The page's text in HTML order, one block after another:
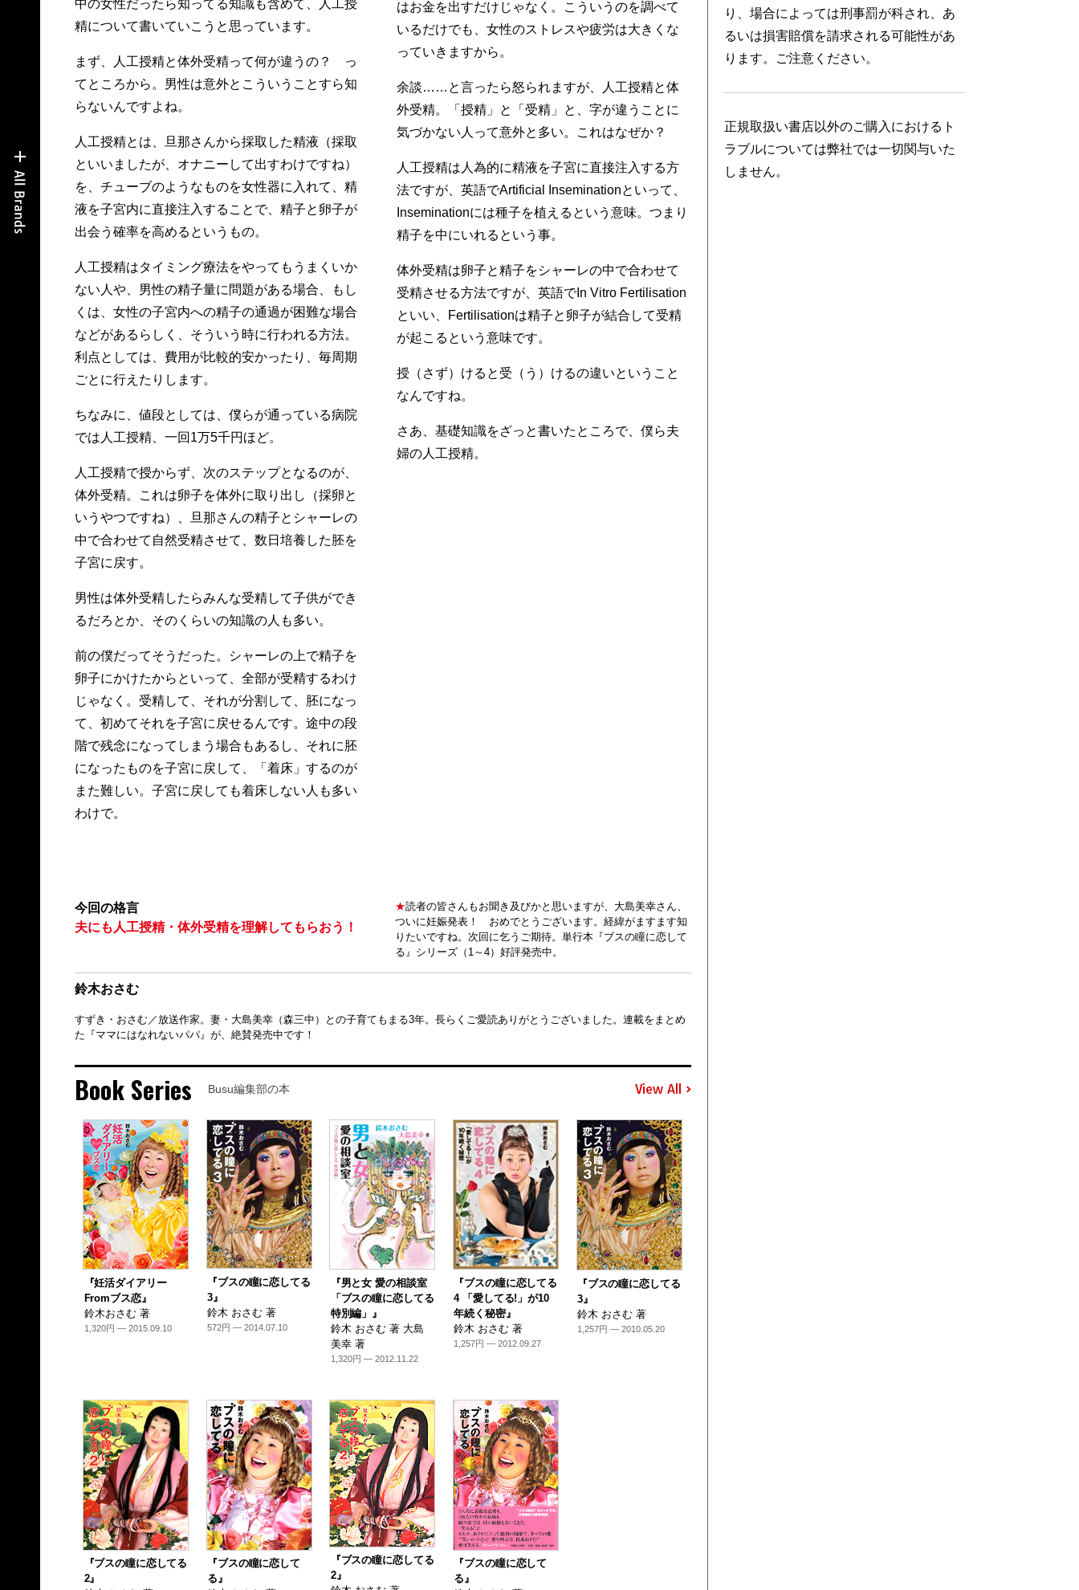
中の女性だったら知ってる知識も含めて、人工授
精について書いていこうと思っています。
まず、人工授精と体外受精って何が違うの？ っ
てところから。男性は意外とこういうことすら知
らないんですよね。
人工授精とは、旦那さんから採取した精液（採取
といいましたが、オナニーして出すわけですね）
を、チューブのようなものを女性器に入れて、精
液を子宮内に直接注入することで、精子と卵子が
出会う確率を高めるというもの。
人工授精はタイミング療法をやってもうまくいか
ない人や、男性の精子量に問題がある場合、もし
くは、女性の子宮内への精子の通過が困難な場合
などがあるらしく、そういう時に行われる方法。
利点としては、費用が比較的安かったり、毎周期
ごとに行えたりします。
ちなみに、値段としては、僕らが通っている病院
では人工授精、一回1万5千円ほど。
人工授精で授からず、次のステップとなるのが、
体外受精。これは卵子を体外に取り出し（採卵と
いうやつですね）、旦那さんの精子とシャーレの
中で合わせて自然受精させて、数日培養した胚を
子宮に戻す。
男性は体外受精したらみんな受精して子供ができ
るだろとか、そのくらいの知識の人も多い。
前の僕だってそうだった。シャーレの上で精子を
卵子にかけたからといって、全部が受精するわけ
じゃなく。受精して、それが分割して、胚になっ
て、初めてそれを子宮に戻せるんです。途中の段
階で残念になってしまう場合もあるし、それに胚
になったものを子宮に戻して、「着床」するのが
また難しい。子宮に戻しても着床しない人も多い
わけで。
はお金を出すだけじゃなく。こういうのを調べて
いるだけでも、女性のストレスや疲労は大きくな
っていきますから。
余談……と言ったら怒られますが、人工授精と体
外受精。「授精」と「受精」と、字が違うことに
気づかない人って意外と多い。これはなぜか？
人工授精は人為的に精液を子宮に直接注入する方
法ですが、英語でArtificial Inseminationといって、
Inseminationには種子を植えるという意味。つまり
精子を中にいれるという事。
体外受精は卵子と精子をシャーレの中で合わせて
受精させる方法ですが、英語でIn Vitro Fertilisation
といい、Fertilisationは精子と卵子が結合して受精
が起こるという意味です。
授（さず）けると受（う）けるの違いということ
なんですね。
さあ、基礎知識をざっと書いたところで、僕ら夫
婦の人工授精。
今回の格言
夫にも人工授精・体外受精を理解してもらおう！
★読者の皆さんもお聞き及びかと思いますが、大島美幸さん、
ついに妊娠発表！ おめでとうございます。経緯がますます知
りたいですね。次回に乞うご期待。単行本『ブスの瞳に恋して
る』シリーズ（1～4）好評発売中。
鈴木おさむ
すずき・おさむ／放送作家。妻・大島美幸（森三中）との子育てもまる3年。長らくご愛読ありがとうございました。連載をまとめ
た『ママにはなれないパパ』が、絶賛発売中です！
Book Series Busu編集部の本 View All
『妊活ダイアリー
Fromブス恋』
鈴木おさむ 著
1,320円 — 2015.09.10
『ブスの瞳に恋してる
3』
鈴木 おさむ 著
572円 — 2014.07.10
『男と女 愛の相談室
「ブスの瞳に恋してる
特別編」』
鈴木 おさむ 著 大島
美幸 著
1,320円 — 2012.11.22
『ブスの瞳に恋してる
4 「愛してる!」が10
年続く秘密』
鈴木 おさむ 著
1,257円 — 2012.09.27
『ブスの瞳に恋してる
3』
鈴木 おさむ 著
1,257円 — 2010.05.20
『ブスの瞳に恋してる
2』
『ブスの瞳に恋して
る』
『ブスの瞳に恋してる
2』
『ブスの瞳に恋して
る』
り、場合によっては刑事罰が科され、あ
るいは損害賠償を請求される可能性があ
ります。ご注意ください。
正規取扱い書店以外のご購入におけるト
ラブルについては弊社では一切関与いた
しません。